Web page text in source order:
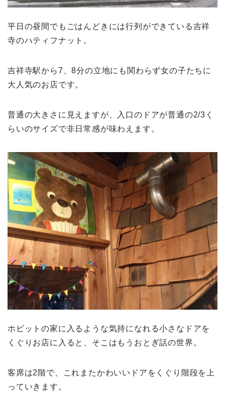
平日の昼間でもごはんどきには行列ができている吉祥
寺のハティフナット。
吉祥寺駅から7、8分の立地にも関わらず女の子たちに
大人気のお店です。
普通の大きさに見えますが、入口のドアが普通の2/3く
らいのサイズで非日常感が味わえます。
ホビットの家に入るような気持になれる小さなドアを
くぐりお店に入ると、そこはもうおとぎ話の世界。
客席は2階で、これまたかわいいドアをくぐり階段を上
っていきます。